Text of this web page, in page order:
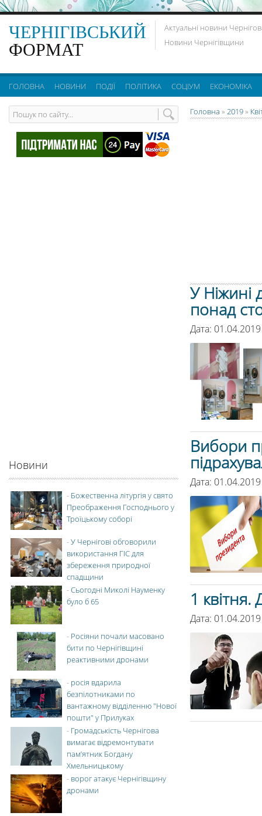
ЧЕРНІГІВСЬКИЙ
ФОРМАТ
Актуальні новини
Новини Чернігівщини
ГОЛОВНА НОВИНИ ПОДІЇ ПОЛІТИКА СОЦІУМ ЕКОНОМІКА
Головна » 2019»
У Ніжині
понад
Дата:
Вибори
Дата:
1
Дата:
Новини
- Божественна літургія у свято
Преображення Господнього у
Троїцькому соборі
-У Чернігові обговорили
використання ГІС для
збереження природної
спадщини
-Сьогодні Миколі Науменку
було б 65
- Росіяни почали масовано
бити по Чернігівщині
реактивними дронами
- росія вдарила
безпілотниками по
вантажному відділенню "Нової
пошти" у Прилуках
- Громадськість Чернігова
вимагає відремонтувати
пам’ятник Богдану
Хмельницькому
- ворог атакує Чернігівщину
дронами